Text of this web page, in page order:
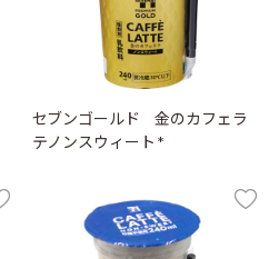
セブンゴールド 金のカフェラ
テノンスウィート *